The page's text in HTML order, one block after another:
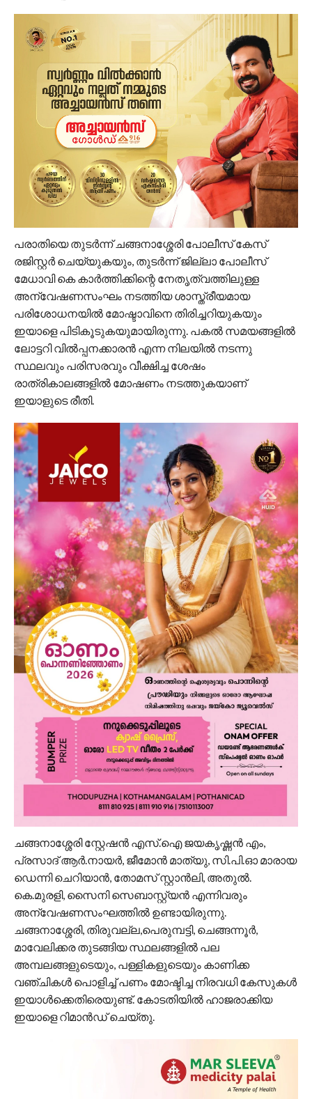
പരാതിയെ തുടർന്ന് ചങ്ങനാശ്ശേരി പോലീസ് കേസ്
രജിസ്റ്റർ ചെയ്യുകയും, തുടർന്ന് ജില്ലാ പോലീസ്
മേധാവി കെ കാർത്തിക്കിന്റെ നേതൃത്വത്തിലുള്ള
അന്വേഷണസംഘം നടത്തിയ ശാസ്ത്രീയമായ
പരിശോധനയിൽ മോഷ്ടാവിനെ തിരിച്ചറിയുകയും
ഇയാളെ പിടികൂടുകയുമായിരുന്നു. പകൽ സമയങ്ങളിൽ
ലോട്ടറി വിൽപ്പനക്കാരൻ എന്ന നിലയിൽ നടന്നു
സ്ഥലവും പരിസരവും വീക്ഷിച്ച ശേഷം
രാത്രികാലങ്ങളിൽ മോഷണം നടത്തുകയാണ്
ഇയാളുടെ രീതി.
ചങ്ങനാശ്ശേരി സ്റ്റേഷൻ എസ്.ഐ ജയകൃഷ്ണൻ എം,
പ്രസാദ് ആർ.നായർ, ജീമോൻ മാത്യു, സി.പി.ഓ മാരായ
ഡെന്നി ചെറിയാൻ, തോമസ് സ്റ്റാന്‍ലി, അതുൽ.
കെ.മുരളി, സൈനി സെബാസ്റ്റ്യൻ എന്നിവരും
അന്വേഷണസംഘത്തിൽ ഉണ്ടായിരുന്നു.
ചങ്ങനാശ്ശേരി, തിരുവല്ല,പെരുമ്പട്ടി, ചെങ്ങന്നൂർ,
മാവേലിക്കര തുടങ്ങിയ സ്ഥലങ്ങളില്‍ പല
അമ്പലങ്ങളുടെയും, പള്ളികളുടെയും കാണിക്ക
വഞ്ചികൾ പൊളിച്ച് പണം മോഷ്ടിച്ച നിരവധി കേസുകൾ
ഇയാൾക്കെതിരെയുണ്ട്. കോടതിയിൽ ഹാജരാക്കിയ
ഇയാളെ റിമാൻഡ് ചെയ്തു.